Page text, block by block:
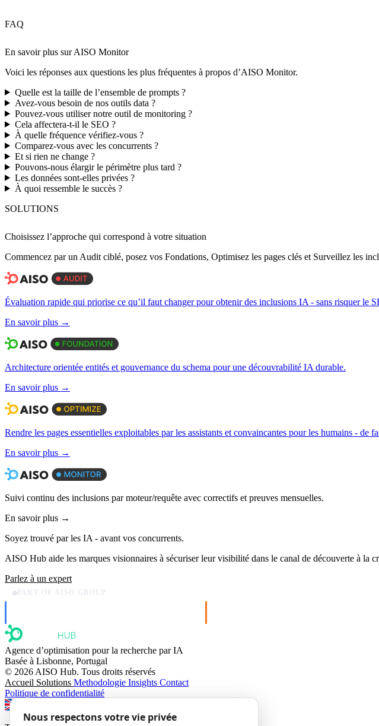
FAQ
En savoir plus sur AISO Monitor
Voici les réponses aux questions les plus fréquentes à propos d’AISO Monitor.
Quelle est la taille de l’ensemble de prompts ?
Avez-vous besoin de nos outils data ?
Pouvez-vous utiliser notre outil de monitoring ?
Cela affectera-t-il le SEO ?
À quelle fréquence vérifiez-vous ?
Comparez-vous avec les concurrents ?
Et si rien ne change ?
Pouvons-nous élargir le périmètre plus tard ?
Les données sont-elles privées ?
À quoi ressemble le succès ?
SOLUTIONS
Choisissez l’approche qui correspond à votre situation
Commencez par un Audit ciblé, posez vos Fondations, Optimisez les pages clés et Surveillez les
Évaluation rapide qui priorise ce qu’il faut changer pour obtenir des inclusions IA - sans risquer le
En savoir plus →
Architecture orientée entités et gouvernance du schema pour une découvrabilité IA durable.
En savoir plus →
Rendre les pages essentielles exploitables par les assistants et convaincantes pour les humains - de
En savoir plus →
Suivi continu des inclusions par moteur/requête avec correctifs et preuves mensuelles.
En savoir plus →
Soyez trouvé par les IA - avant vos concurrents.
AISO Hub aide les marques visionnaires à sécuriser leur visibilité dans le canal de découverte à la
Parlez à un expert
PART OF AISO GROUP
Agence d’optimisation pour la recherche par IA
Basée à Lisbonne, Portugal
© 2026 AISO Hub. Tous droits réservés
Accueil Solutions Methodologie Insights Contact
Politique de confidentialité
Nous respectons votre vie privée